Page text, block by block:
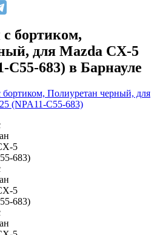
бортиком,
для Mazda CX-5
C55-683) в Барнауле